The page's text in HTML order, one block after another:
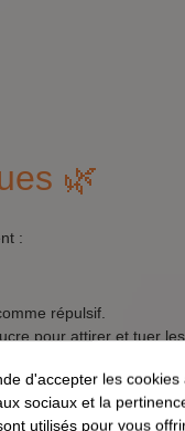
🌿
:
répulsif.
pour attirer et tuer
💬
d'accepter les
sociaux et la
utilisés pour vous